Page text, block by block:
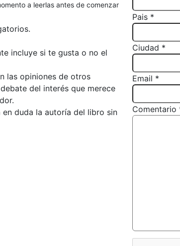
a leerlas antes de comenzar
incluye si te gusta o no el
las opiniones de otros
del interés que merece
duda la autoría del libro sin
Pais *
Ciudad *
Email *
Comentario